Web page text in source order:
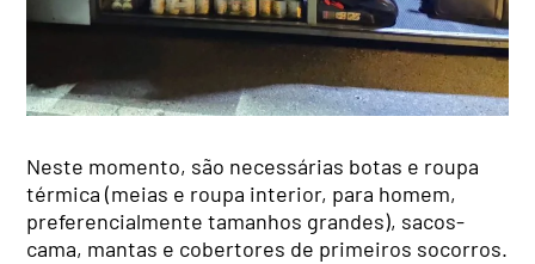
Neste momento, são necessárias botas e roupa
térmica (meias e roupa interior, para homem,
preferencialmente tamanhos grandes), sacos-
cama, mantas e cobertores de primeiros socorros.